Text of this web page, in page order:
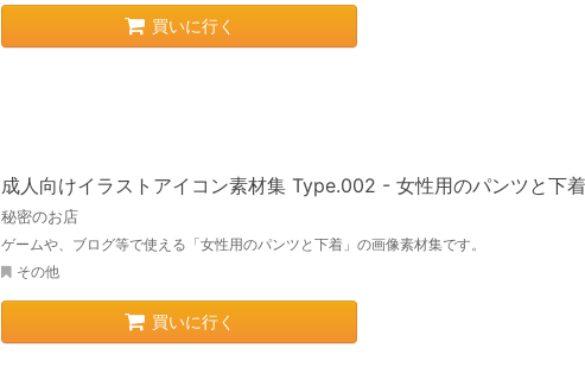
買いに行く
成人向けイラストアイコン素材集 Type.002 - 女性用のパンツと下着
秘密のお店
ゲームや、ブログ等で使える「女性用のパンツと下着」の画像素材集です。
その他
買いに行く